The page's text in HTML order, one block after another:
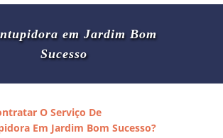
em Jardim Bom
Sucesso
O Serviço De
Em Jardim Bom Sucesso?